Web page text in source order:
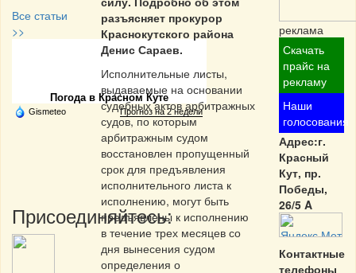
Все статьи
>>
Частная реклама
Погода в Красном Куте
Gismeteo Прогноз на 2 недели
Присоединяйтесь:
разъясняет прокурор
Краснокутского района
Денис Сараев.
Исполнительные листы,
выдаваемые на основании
судебных актов арбитражных
судов, по которым
арбитражным судом
восстановлен пропущенный
срок для предъявления
исполнительного листа к
исполнению, могут быть
предъявлены к исполнению
в течение трех месяцев со
дня вынесения судом
определения о
реклама
Скачать
прайс на
рекламу
Наши
голосования
Адрес:г.
Красный
Кут, пр.
Победы,
26/5 A
Контактные
телефоны